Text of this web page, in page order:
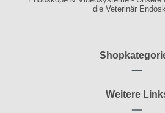
die Veterinär
Weitere